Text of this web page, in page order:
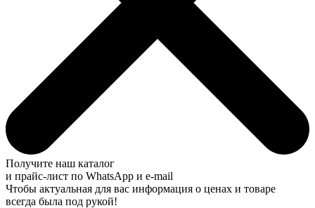
Получите наш каталог
и прайс-лист по WhatsApp и e-mail
Чтобы актуальная для вас информация о ценах и товаре
всегда была под рукой!